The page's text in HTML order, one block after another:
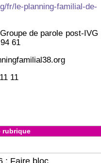
fr/le-planning-familial-de-
de parole post-IVG
61
11
rubrique
: Faire bloc